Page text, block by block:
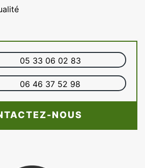
05 33 06 02 83
06 46 37 52 98
NOUS